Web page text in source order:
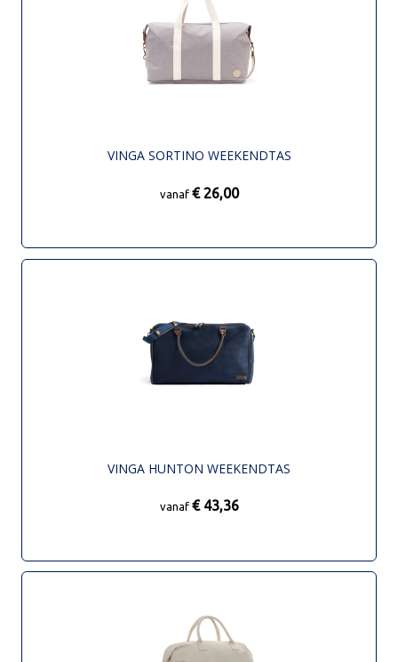
VINGA SORTINO WEEKENDTAS
vanaf € 26,00
VINGA HUNTON WEEKENDTAS
vanaf € 43,36